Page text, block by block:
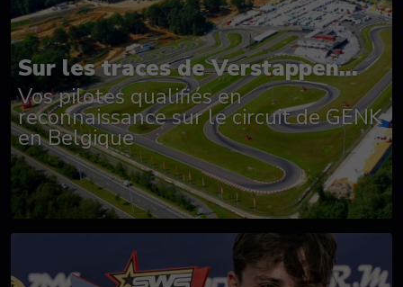
Sur les traces de Verstappen...
Vos pilotes qualifiés en
reconnaissance sur le circuit de GENK
en Belgique